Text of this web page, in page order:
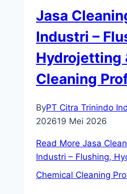
Jasa
Industri –
Hydrojetting
Cleaning
ByPT Citra Trinindo
202619 Mei 2026
Read More Jasa
Industri – Flushing,
Chemical Cleaning